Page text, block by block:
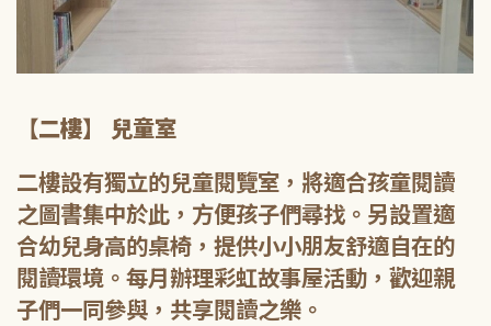
【二樓】 兒童室
二樓設有獨立的兒童閱覽室，將適合孩童閱讀
之圖書集中於此，方便孩子們尋找。另設置適
合幼兒身高的桌椅，提供小小朋友舒適自在的
閱讀環境。每月辦理彩虹故事屋活動，歡迎親
子們一同參與，共享閱讀之樂。